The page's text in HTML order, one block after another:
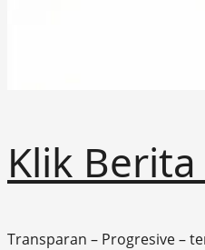
Klik
Transparan – Progresive –